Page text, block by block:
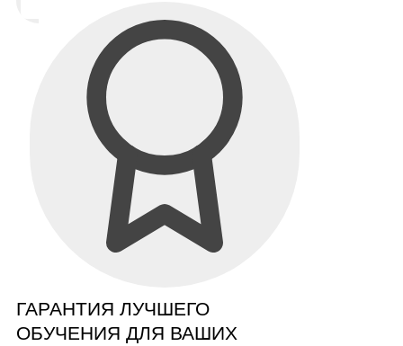
ГАРАНТИЯ ЛУЧШЕГО
ОБУЧЕНИЯ ДЛЯ ВАШИХ